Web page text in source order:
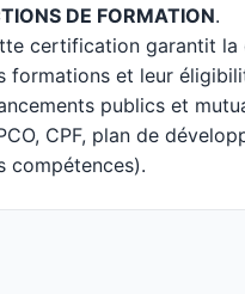
DE FORMATION.
certification garantit la
formations et leur
publics et
CPF, plan de
compétences).